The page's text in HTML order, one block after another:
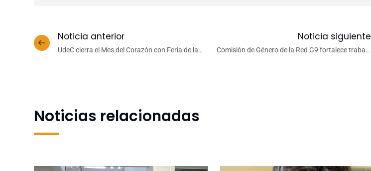
Noticia anterior
UdeC cierra el Mes del Corazón con Feria de la
Noticia siguiente
Comisión de Género de la Red G9 fortalece trabajo
Noticias relacionadas